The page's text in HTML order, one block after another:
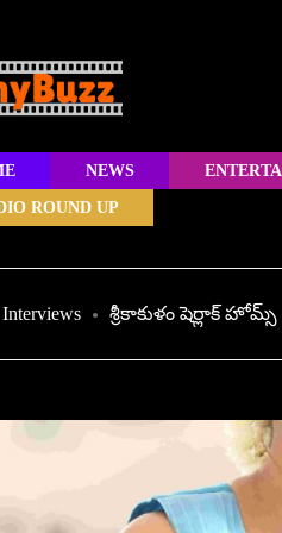
NEWS
ROUND UP
Interviews శ్రీకాకుళం షెర్లాక్